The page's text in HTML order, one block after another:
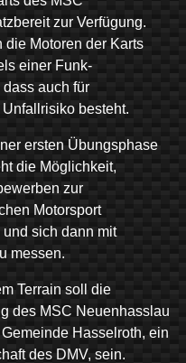
zur Verfügung.
die Motoren der Karts
einer Funk-
auch für
besteht.
ersten Übungsphase
die Möglichkeit,
zur
Motorsport
sich dann mit
messen.
Terrain soll die
des MSC Neuenhasslau
Hasselroth, ein
des DMV, sein.